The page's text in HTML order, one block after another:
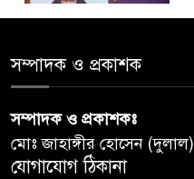
পেশ
৬
সম্পাদক ও প্রকাশক
সম্পাদক ও প্রকাশকঃ
মোঃ জাহাঙ্গীর হোসেন (দুলাল)
যোগাযোগ ঠিকানা